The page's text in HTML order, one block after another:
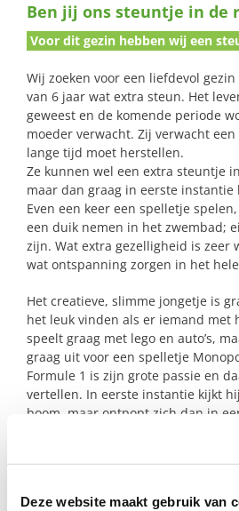
Deze website maakt gebruik van
naar:
Ben jij ons steuntje in de
Voor dit gezin hebben wij een
Wij zoeken voor een liefdevol
van 6 jaar wat extra steun. Het
geweest en de komende periode
moeder verwacht. Zij verwacht
lange tijd moet herstellen.
Ze kunnen wel een extra steuntje
maar dan graag in eerste
Even een keer een spelletje
een duik nemen in het zwembad;
zijn. Wat extra gezelligheid is zeer
wat ontspanning zorgen in het
Het creatieve, slimme jongetje is
het leuk vinden als er iemand met
speelt graag met lego en auto’s,
graag uit voor een spelletje
Formule 1 is zijn grote passie en
vertellen. In eerste instantie kijkt
boom, maar ontpopt zich dan in
Kan jij die extra steun bieden en